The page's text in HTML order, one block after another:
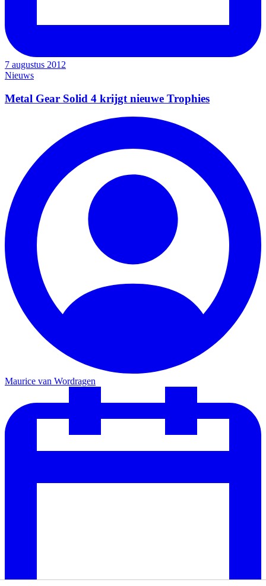
7 augustus 2012
Nieuws
Metal Gear Solid 4 krijgt nieuwe Trophies
Maurice van Wordragen